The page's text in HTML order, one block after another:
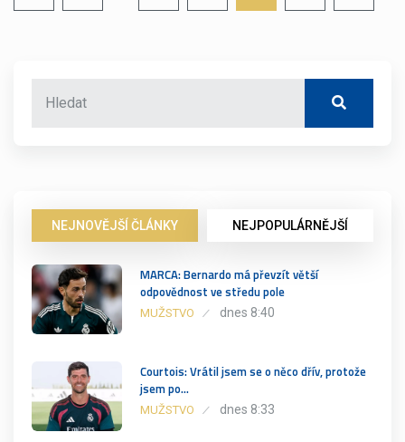
NEJNOVĚJŠÍ ČLÁNKY NEJPOPULÁRNĚJŠÍ
MARCA: Bernardo má převzít větší
odpovědnost ve středu pole
MUŽSTVO dnes 8:40
Courtois: Vrátil jsem se o něco dřív, protože
jsem po…
MUŽSTVO dnes 8:33